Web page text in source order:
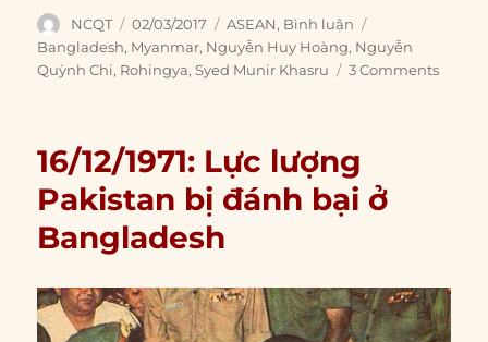
Author
NCQT
Posted
on
02/03/2017 Categories
ASEAN, Bình luận
Bangladesh, Myanmar, Nguyễn Huy Hoàng, Nguyễn
Quỳnh Chi, Rohingya,Syed Munir Khasru 3 Comments
16/12/1971: Lực lượng
Pakistan bị đánh bại ở
Bangladesh